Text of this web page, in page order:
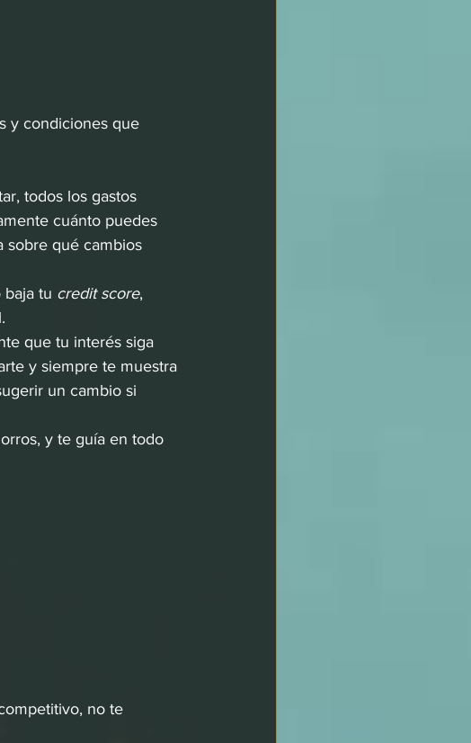
y condiciones que
todos los gastos
cuánto puedes
sobre qué cambios
baja tu credit score,
que tu interés siga
y siempre te muestra
un cambio si
y te guía en todo
no te